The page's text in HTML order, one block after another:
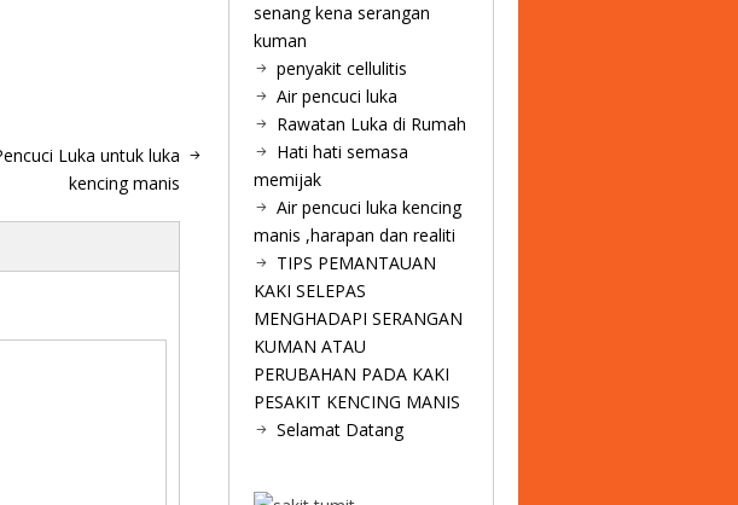
Luka untuk luka
kencing manis
senang kena serangan
kuman
penyakit cellulitis
Air pencuci luka
Rawatan Luka di Rumah
Hati hati semasa
memijak
Air pencuci luka kencing
manis ,harapan dan realiti
TIPS PEMANTAUAN
KAKI SELEPAS
MENGHADAPI SERANGAN
KUMAN ATAU
PERUBAHAN PADA KAKI
PESAKIT KENCING MANIS
Selamat Datang